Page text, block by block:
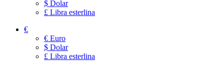
$ Dolar
£ Libra esterlina
€
€ Euro
$ Dolar
£ Libra esterlina